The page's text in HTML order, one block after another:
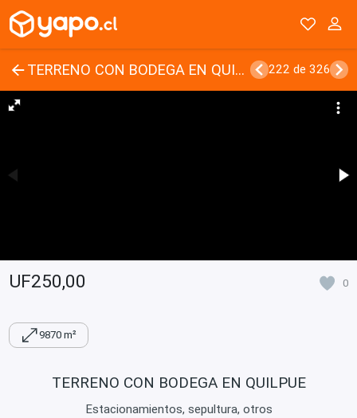
TERRENO CON BODEGA EN QUILPUE 222 de 326
UF250,00 0
9870 m²
TERRENO CON BODEGA EN QUILPUE
Estacionamientos, sepultura, otros